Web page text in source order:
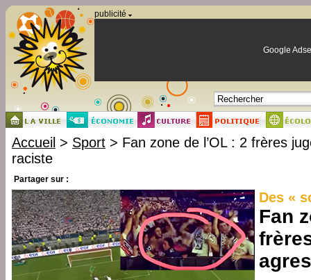
publicité
Google
Accueil > Sport > Fan zone de l’OL : 2 frères
raciste
Partager sur :
Des «
Fan
Panneau de gestion des cookies